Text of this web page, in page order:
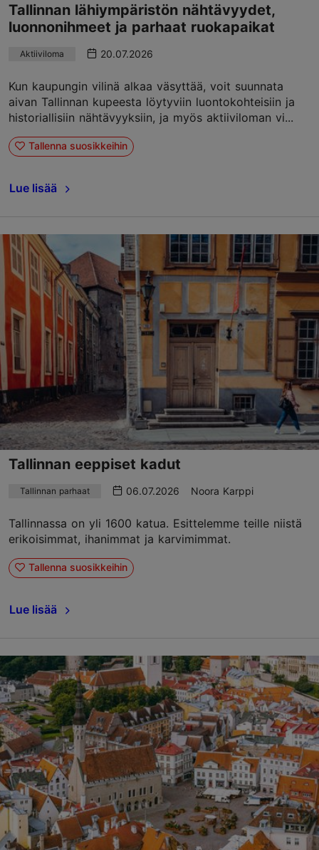
Tallinnan lähiympäristön nähtävyydet,
luonnonihmeet ja parhaat ruokapaikat
Aktiiviloma 20.07.2026
Kun kaupungin vilinä alkaa väsyttää, voit suunnata
aivan Tallinnan kupeesta löytyviin luontokohteisiin ja
historiallisiin nähtävyyksiin, ja myös aktiiviloman vi...
Tallenna suosikkeihin
Lue lisää
Tallinnan eeppiset kadut
Tallinnan parhaat 06.07.2026 Noora Karppi
Tallinnassa on yli 1600 katua. Esittelemme teille niistä
erikoisimmat, ihanimmat ja karvimimmat.
Tallenna suosikkeihin
Lue lisää